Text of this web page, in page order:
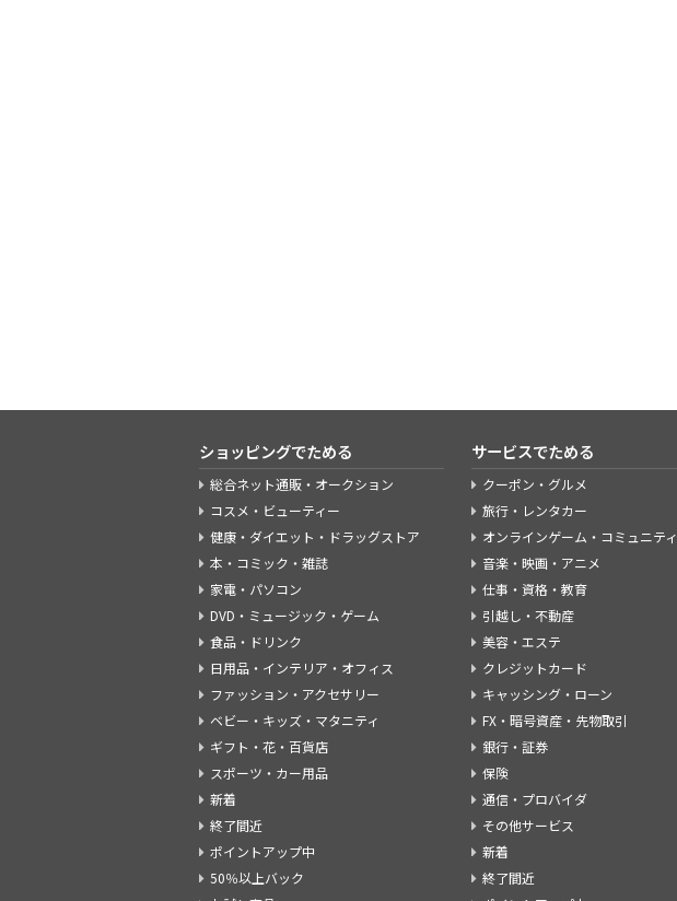
ショッピングでためる
総合ネット通販・オークション
コスメ・ビューティー
健康・ダイエット・ドラッグストア
本・コミック・雑誌
家電・パソコン
DVD・ミュージック・ゲーム
食品・ドリンク
日用品・インテリア・オフィス
ファッション・アクセサリー
ベビー・キッズ・マタニティ
ギフト・花・百貨店
スポーツ・カー用品
新着
終了間近
ポイントアップ中
50％以上バック
サービスでためる
クーポン・グルメ
旅行・レンタカー
オンラインゲーム・コミュニティ
音楽・映画・アニメ
仕事・資格・教育
引越し・不動産
美容・エステ
クレジットカード
キャッシング・ローン
FX・暗号資産・先物取引
銀行・証券
保険
通信・プロバイダ
その他サービス
新着
終了間近